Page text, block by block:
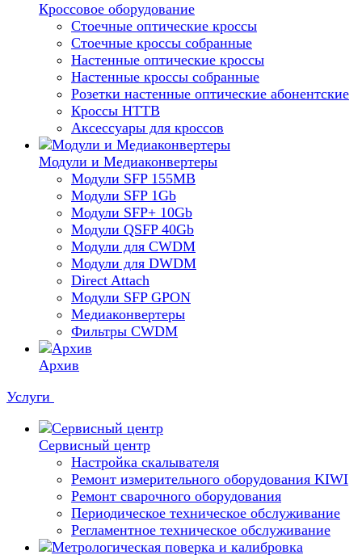
Кроссовое оборудование
Стоечные оптические кроссы
Стоечные кроссы собранные
Настенные оптические кроссы
Настенные кроссы собранные
Розетки настенные оптические абонентские
Кроссы HTTB
Аксессуары для кроссов
Модули и Медиаконвертеры
Модули SFP 155MB
Модули SFP 1Gb
Модули SFP+ 10Gb
Модули QSFP 40Gb
Модули для CWDM
Модули для DWDM
Direct Attach
Модули SFP GPON
Медиаконвертеры
Фильтры CWDM
Архив
Услуги
Сервисный центр
Настройка скалывателя
Ремонт измерительного оборудования KIWI
Ремонт сварочного оборудования
Периодическое техническое обслуживание
Регламентное техническое обслуживание